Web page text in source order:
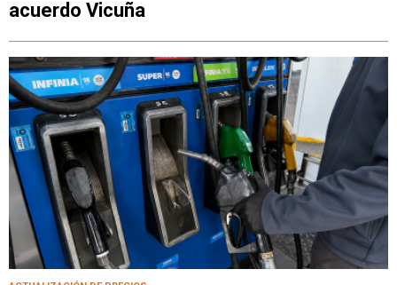
acuerdo Vicuña